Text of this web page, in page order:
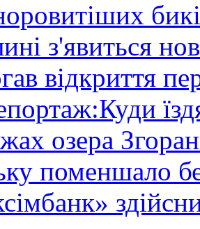
з'явиться
відкриття
озера
поменшало